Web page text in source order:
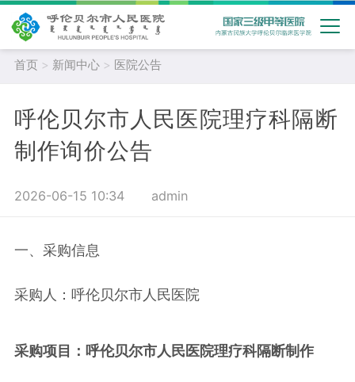
首页 > 新闻中心> 医院公告
呼伦贝尔市人民医院理疗科隔断
制作询价公告
2026-06-15 10:34 admin
一、采购信息
采购人：呼伦贝尔市人民医院
采购项目：呼伦贝尔市人民医院理疗科隔断制作